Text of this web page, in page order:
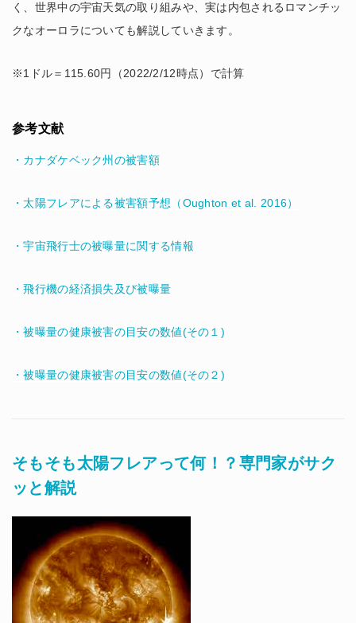
く、世界中の宇宙天気の取り組みや、実は内包されるロマンチッ
クなオーロラについても解説していきます。
※1ドル＝115.60円（2022/2/12時点）で計算
参考文献
・カナダケベック州の被害額
・太陽フレアによる被害額予想（Oughton et al. 2016）
・宇宙飛行士の被曝量に関する情報
・飛行機の経済損失及び被曝量
・被曝量の健康被害の目安の数値(その１)
・被曝量の健康被害の目安の数値(その２)
そもそも太陽フレアって何！？専門家がサク
ッと解説